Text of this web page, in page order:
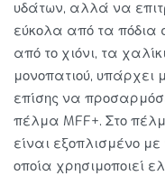
υδάτων, αλλά να
εύκολα από τα πόδια
από το χιόνι, τα
μονοπατιού, υπάρχει
επίσης να
πέλμα MFF+. Στο
είναι εξοπλισμένο
οποία χρησιμοποιεί